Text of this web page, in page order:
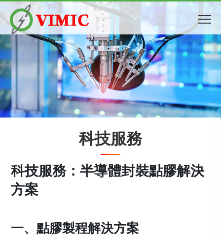
科技服務
科技服務：半導體封裝點膠解決
方案
一、點膠製程解決方案